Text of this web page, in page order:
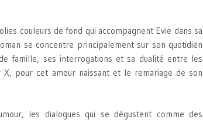
couleurs de fond qui accompagnent Evie dans sa
se concentre principalement sur son quotidien
famille, ses interrogations et sa dualité entre les
X, pour cet amour naissant et le remariage de son
les dialogues qui se dégustent comme des